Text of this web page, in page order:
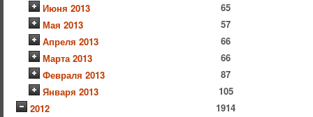
Июня 2013
65
Мая 2013
57
Апреля 2013
66
Марта 2013
66
Февраля 2013
87
Января 2013
105
2012
1914